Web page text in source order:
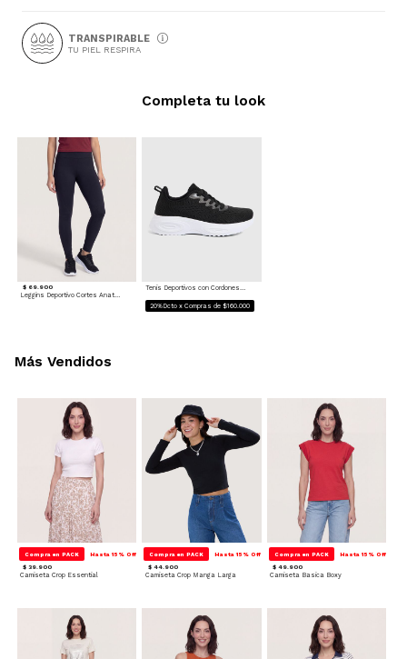
TRANSPIRABLE
TU PIEL RESPIRA
$ 69.900
Leggins Deportivo Cortes Anatómicos
Tenis Deportivos con Cordones para mujer
20%Dcto x Compras de $160.000
Completa tu look
Compra en PACK Hasta 15% Off
$ 39.900
Camiseta Crop Essential
Compra en PACK Hasta 15% Off
$ 44.900
Camiseta Crop Manga Larga
Compra en PACK Hasta 15% Off
$ 49.900
Camiseta Basica Boxy
Más Vendidos